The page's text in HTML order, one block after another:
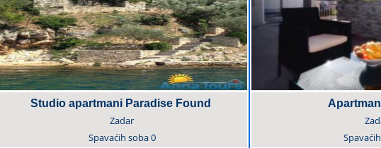
Studio apartmani Paradise Found
Zadar
Spavaćih soba0